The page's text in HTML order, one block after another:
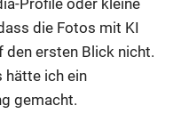
Profile oder kleine
die Fotos mit KI
ersten Blick nicht.
hätte ich ein
gemacht.